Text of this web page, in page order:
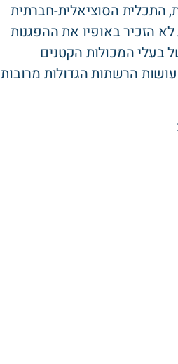
התכלית הסוציאלית-חברתית
הזכיר באופיו את ההפגנות
בעלי המכולות הקטנים
הרשתות הגדולות מרובות